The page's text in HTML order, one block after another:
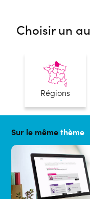
Choisir un
Régions
Sur le mêmethème